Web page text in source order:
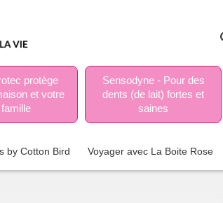
protège
et votre
famille
Sensodyne - Pour des
dents (de lait) fortes et
saines
by Cotton Bird Voyager avec La Boite Rose